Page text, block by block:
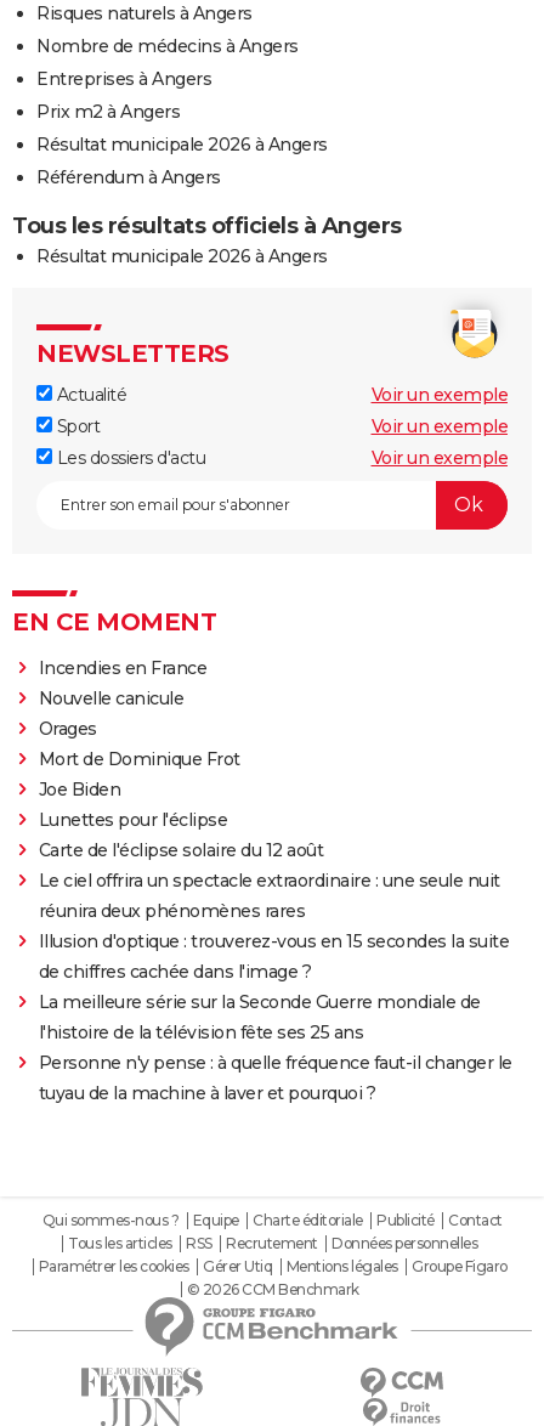
Risques naturels à Angers
Nombre de médecins à Angers
Entreprises à Angers
Prix m2 à Angers
Résultat municipale 2026 à Angers
Référendum à Angers
Tous les résultats officiels à Angers
Résultat municipale 2026 à Angers
NEWSLETTERS
Actualité
Voir un exemple
Sport
Voir un exemple
Les dossiers d'actu
Voir un exemple
EN CE MOMENT
Incendies en France
Nouvelle canicule
Orages
Mort de Dominique Frot
Joe Biden
Lunettes pour l'éclipse
Carte de l'éclipse solaire du 12 août
Le ciel offrira un spectacle extraordinaire : une seule nuit
réunira deux phénomènes rares
Illusion d'optique : trouverez-vous en 15 secondes la suite
de chiffres cachée dans l'image ?
La meilleure série sur la Seconde Guerre mondiale de
l'histoire de la télévision fête ses 25 ans
Personne n'y pense : à quelle fréquence faut-il changer le
tuyau de la machine à laver et pourquoi ?
Qui sommes-nous ? Equipe Charte éditoriale Publicité
Contact
Tous les articles
RSS Recrutement
Données personnelles
Paramétrer les cookies
Gérer Utiq Mentions légales
Groupe Figaro
© 2026 CCM Benchmark